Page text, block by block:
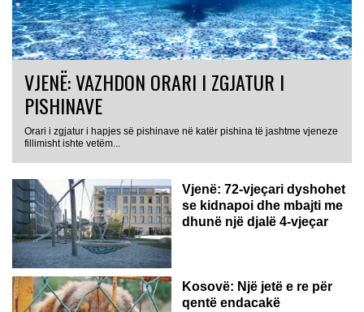
VJENË: VAZHDON ORARI I ZGJATUR I
PISHINAVE
Orari i zgjatur i hapjes së pishinave në katër pishina të jashtme vjeneze
fillimisht ishte vetëm...
Vjenë: 72-vjeçari dyshohet
se kidnapoi dhe mbajti me
dhunë një djalë 4-vjeçar
Kosovë: Një jetë e re për
qentë endacakë